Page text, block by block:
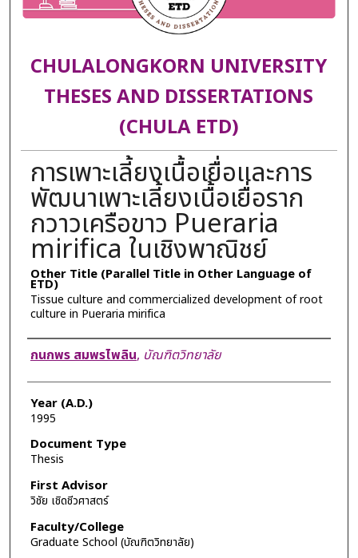
CHULALONGKORN UNIVERSITY
THESES AND DISSERTATIONS
(CHULA ETD)
การเพาะเลี้ยงเนื้อเยื่อและการ
พัฒนาเพาะเลี้ยงเนื้อเยื่อราก
กวาวเครือขาว Pueraria
mirifica ในเชิงพาณิชย์
Other Title (Parallel Title in Other Language of
ETD)
Tissue culture and commercialized development of root
culture in Pueraria mirifica
Author
กนกพร สมพรไพลิน, บัณฑิตวิทยาลัย
Year (A.D.)
1995
Document Type
Thesis
First Advisor
วิชัย เชิดชีวศาสตร์
Faculty/College
Graduate School (บัณฑิตวิทยาลัย)